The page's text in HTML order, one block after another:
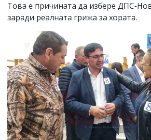
Това е причината да избере ДПС-
заради реалната грижа за хората.